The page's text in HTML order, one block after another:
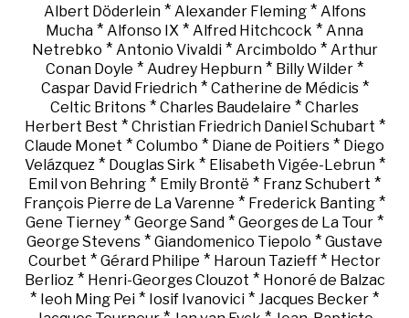
Albert Döderlein* Alexander Fleming* Alfons
Mucha * Alfonso IX * Alfred Hitchcock * Anna
Netrebko * Antonio Vivaldi* Arcimboldo * Arthur
Conan Doyle * Audrey Hepburn * Billy Wilder *
Caspar David Friedrich* Catherine de Médicis*
Celtic Britons * Charles Baudelaire * Charles
Herbert Best * Christian Friedrich Daniel Schubart *
Claude Monet * Columbo * Diane de Poitiers * Diego
Velázquez* Douglas Sirk * Elisabeth Vigée-Lebrun*
Emil von Behring * Emily Brontë * Franz Schubert *
François Pierre de La Varenne * Frederick Banting *
Gene Tierney * George Sand * Georges de La Tour *
George Stevens * Giandomenico Tiepolo * Gustave
Courbet * Gérard Philipe * Haroun Tazieff * Hector
Berlioz* Henri-Georges Clouzot * Honoré de Balzac
* Ieoh Ming Pei * Iosif Ivanovici * Jacques Becker *